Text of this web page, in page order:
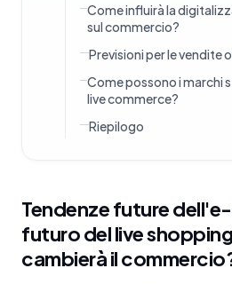
Come influirà la
sul commercio?
Previsioni per le vendite
Come possono i marchi
live commerce?
Riepilogo
Tendenze future
futuro del live
cambierà il